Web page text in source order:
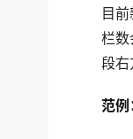
目
栏
段右
范例